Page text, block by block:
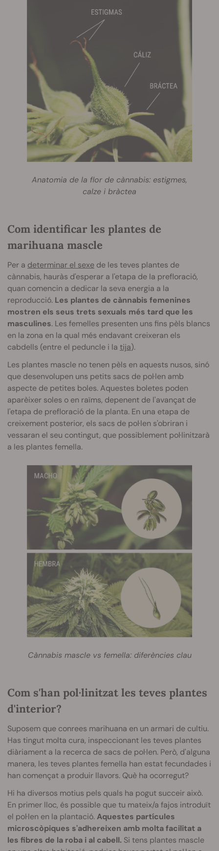
Anatomia de la flor de cànnabis: estigmes,
calze i bràctea
Com identificar les plantes de
marihuana mascle
Per a determinar el sexe de les teves plantes de
cànnabis, hauràs d'esperar a l'etapa de la prefloració,
quan comencin a dedicar la seva energia a la
reproducció. Les plantes de cànnabis femenines
mostren els seus trets sexuals més tard que les
masculines. Les femelles presenten uns fins pèls blancs
en la zona en la qual més endavant creixeran els
cabdells (entre el peduncle i la tija).
Les plantes mascle no tenen pèls en aquests nusos, sinó
que desenvolupen uns petits sacs de pol·len amb
aspecte de petites boles. Aquestes boletes poden
aparèixer soles o en raïms, depenent de l'avançat de
l'etapa de prefloració de la planta. En una etapa de
creixement posterior, els sacs de pol·len s'obriran i
vessaran el seu contingut, que possiblement pol·linitzarà
a les plantes femella.
Cànnabis mascle vs femella: diferències clau
Com s'han pol·linitzat les teves plantes
d'interior?
Suposem que conrees marihuana en un armari de cultiu.
Has tingut molta cura, inspeccionant les teves plantes
diàriament a la recerca de sacs de pol·len. Però, d'alguna
manera, les teves plantes femella han estat fecundades i
han començat a produir llavors. Què ha ocorregut?
Hi ha diversos motius pels quals ha pogut succeir això.
En primer lloc, és possible que tu mateix/a fajos introduït
el pol·len en la plantació.Aquestes partícules
microscòpiques s'adhereixen amb molta facilitat a
les fibres de la roba i al cabell. Si tens plantes mascle